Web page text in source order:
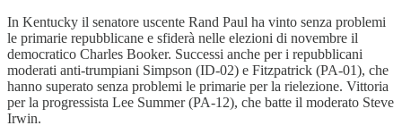
In Kentucky il senatore uscente Rand Paul ha vinto senza problemi
le primarie repubblicane e sfiderà nelle elezioni di novembre il
democratico Charles Booker. Successi anche per i repubblicani
moderati anti-trumpiani Simpson (ID-02) e Fitzpatrick (PA-01), che
hanno superato senza problemi le primarie per la rielezione. Vittoria
per la progressista Lee Summer (PA-12), che batte il moderato Steve
Irwin.